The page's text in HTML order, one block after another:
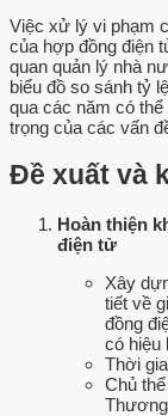
Việc xử lý vi phạm
của hợp đồng điện
quan quản lý nhà
biểu đồ so sánh tỷ
qua các năm có
trọng của các vấn
Đề xuất và
Hoàn thiện
điện tử
Xây
tiết về
đồng
có hiệu
Thời
Chủ